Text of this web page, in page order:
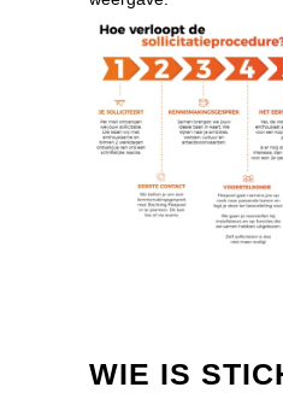
WIE IS